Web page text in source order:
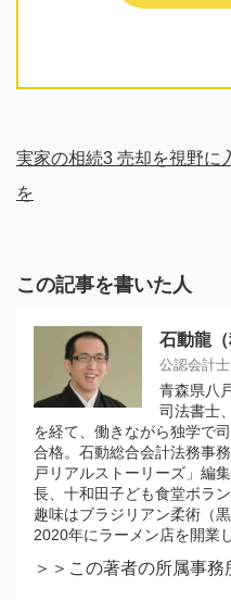
実家の相続3 売却を視野
を
この記事を書いた人
石動龍（
公認会計
青森県八
司法書士
を経て、働きながら独学で
合格。石動総合会計法務事
戸リアルストーリーズ」編
長、十和田子ども食堂ボラ
趣味はブラジリアン柔術（
2020年にラーメン店を開業し
＞＞この著者の所属事務